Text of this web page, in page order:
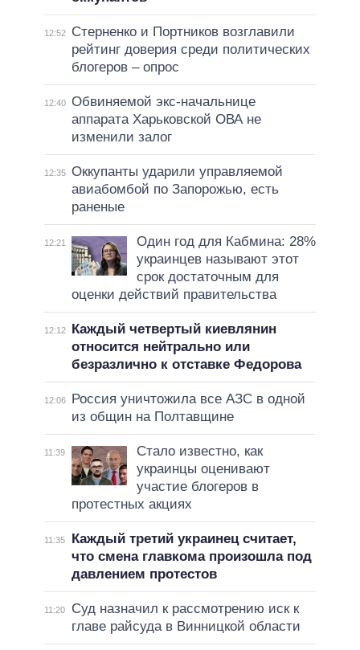
12:52
Стерненко и Портников возглавили
рейтинг доверия среди политических
блогеров – опрос
12:40 Обвиняемой экс-начальнице
аппарата Харьковской ОВА не
изменили залог
12:35 Оккупанты ударили управляемой
авиабомбой по Запорожью, есть
раненые
12:21
Один год для Кабмина: 28%
украинцев называют этот
срок достаточным для
оценки действий правительства
12:12
Каждый четвертый киевлянин
относится нейтрально или
безразлично к отставке Федорова
12:06
Россия уничтожила все АЗС в одной
из общин на Полтавщине
11:39
Стало известно, как
украинцы оценивают
участие блогеров в
протестных акциях
11:35
Каждый третий украинец считает,
что смена главкома произошла под
давлением протестов
11:20
Суд назначил к рассмотрению иск к
главе райсуда в Винницкой области